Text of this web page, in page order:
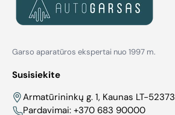
Garso aparatūros ekspertai nuo 1997 m.
Susisiekite
Armatūrininkų g. 1, Kaunas LT-52373
Pardavimai: +370 683 90000